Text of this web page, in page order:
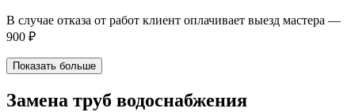
В случае отказа от работ клиент оплачивает выезд мастера —
900 ₽
Показать больше
Замена труб водоснабжения